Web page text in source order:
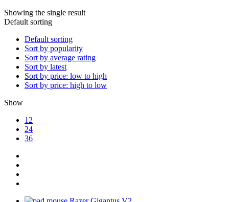
Showing the single result
Default sorting
Default sorting
Sort by popularity
Sort by average rating
Sort by latest
Sort by price: low to high
Sort by price: high to low
Show
12
24
36